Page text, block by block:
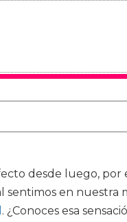
desde luego, por
sentimos en nuestra
. ¿Conoces esa